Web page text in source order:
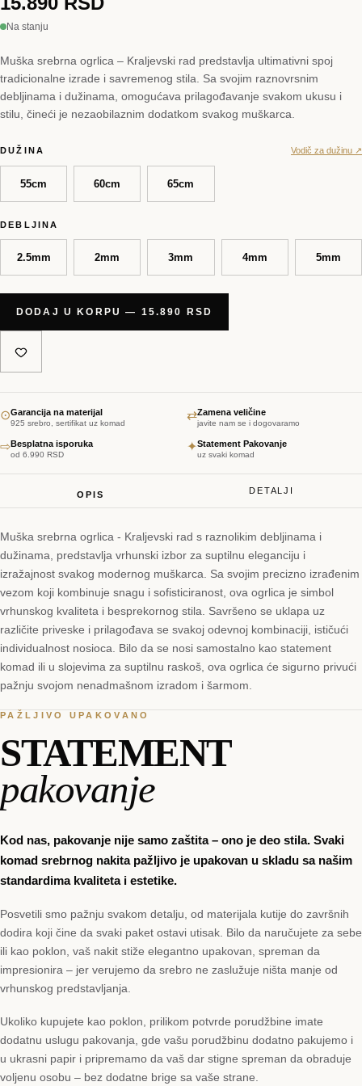
Na stanju
Muška srebrna ogrlica – Kraljevski rad predstavlja ultimativni spoj
tradicionalne izrade i savremenog stila. Sa svojim raznovrsnim
debljinama i dužinama, omogućava prilagođavanje svakom ukusu i
stilu, čineći je nezaobilaznim dodatkom svakog muškarca.
DUŽINA Vodič za dužinu ↗
55cm 60cm 65cm
DEBLJINA
2.5mm 2mm 3mm 4mm 5mm
DODAJ U KORPU — 15.890 RSD
⊙Garancija na materijal
925 srebro, sertifikat uz komad
⇄Zamena veličine
javite nam se i dogovaramo
⇨Besplatna isporuka
od 6.990 RSD
✦Statement Pakovanje
uz svaki komad
OPIS DETALJI
Muška srebrna ogrlica - Kraljevski rad s raznolikim debljinama i
dužinama, predstavlja vrhunski izbor za suptilnu eleganciju i
izražajnost svakog modernog muškarca. Sa svojim precizno izrađenim
vezom koji kombinuje snagu i sofisticiranost, ova ogrlica je simbol
vrhunskog kvaliteta i besprekornog stila. Savršeno se uklapa uz
različite priveske i prilagođava se svakoj odevnoj kombinaciji, ističući
individualnost nosioca. Bilo da se nosi samostalno kao statement
komad ili u slojevima za suptilnu raskoš, ova ogrlica će sigurno privući
pažnju svojom nenadmašnom izradom i šarmom.
PAŽLJIVO UPAKOVANO
STATEMENT
pakovanje
Kod nas, pakovanje nije samo zaštita – ono je deo stila. Svaki
komad srebrnog nakita pažljivo je upakovan u skladu sa našim
standardima kvaliteta i estetike.
Posvetili smo pažnju svakom detalju, od materijala kutije do završnih
dodira koji čine da svaki paket ostavi utisak. Bilo da naručujete za sebe
ili kao poklon, vaš nakit stiže elegantno upakovan, spreman da
impresionira – jer verujemo da srebro ne zaslužuje ništa manje od
vrhunskog predstavljanja.
Ukoliko kupujete kao poklon, prilikom potvrde porudžbine imate
dodatnu uslugu pakovanja, gde vašu porudžbinu dodatno pakujemo i
u ukrasni papir i pripremamo da vaš dar stigne spreman da obraduje
voljenu osobu – bez dodatne brige sa vaše strane.